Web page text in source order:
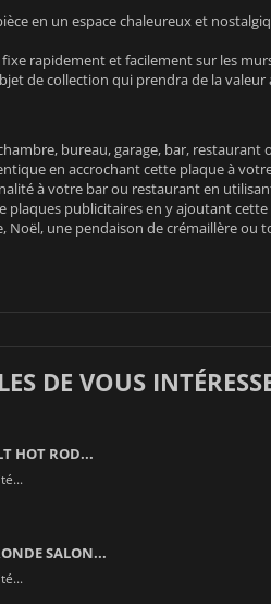
en un espace chaleureux et
rapidement et facilement sur les
de collection qui prendra de la valeur
bureau, garage, bar, restaurant
en accrochant cette plaque à
à votre bar ou restaurant en
plaques publicitaires en y ajoutant
une pendaison de crémaillère ou
DE VOUS
HOT ROD...
SALON...